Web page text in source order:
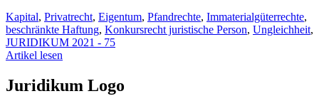
Kapital, Privatrecht, Eigentum, Pfandrechte, Immaterialgüterrechte,
beschränkte Haftung, Konkursrecht juristische Person, Ungleichheit,
JURIDIKUM 2021 - 75
Artikel lesen
Juridikum Logo